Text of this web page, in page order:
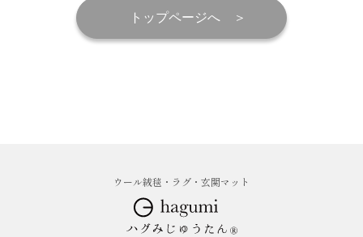
トップページへ
ウール絨毯・ラグ・玄関マット